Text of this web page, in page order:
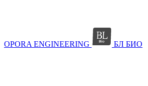
OPORA ENGINEERING БЛ БИО